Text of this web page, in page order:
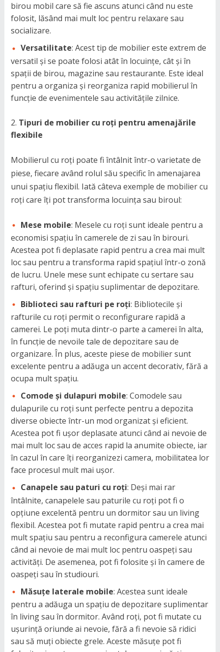
birou mobil care să fie ascuns atunci când nu este
folosit, lăsând mai mult loc pentru relaxare sau
socializare.
Versatilitate: Acest tip de mobilier este extrem de
versatil și se poate folosi atât în locuințe, cât și în
spații de birou, magazine sau restaurante. Este ideal
pentru a organiza și reorganiza rapid mobilierul în
funcție de evenimentele sau activitățile zilnice.
Tipuri de mobilier cu roți pentru amenajările
flexibile
Mobilierul cu roți poate fi întâlnit într-o varietate de
piese, fiecare având rolul său specific în amenajarea
unui spațiu flexibil. Iată câteva exemple de mobilier cu
roți care îți pot transforma locuința sau biroul:
Mese mobile: Mesele cu roți sunt ideale pentru a
economisi spațiu în camerele de zi sau în birouri.
Acestea pot fi deplasate rapid pentru a crea mai mult
loc sau pentru a transforma rapid spațiul într-o zonă
de lucru. Unele mese sunt echipate cu sertare sau
rafturi, oferind și spațiu suplimentar de depozitare.
Biblioteci sau rafturi pe roți: Bibliotecile și
rafturile cu roți permit o reconfigurare rapidă a
camerei. Le poți muta dintr-o parte a camerei în alta,
în funcție de nevoile tale de depozitare sau de
organizare. În plus, aceste piese de mobilier sunt
excelente pentru a adăuga un accent decorativ, fără a
ocupa mult spațiu.
Comode și dulapuri mobile: Comodele sau
dulapurile cu roți sunt perfecte pentru a depozita
diverse obiecte într-un mod organizat și eficient.
Acestea pot fi ușor deplasate atunci când ai nevoie de
mai mult loc sau de acces rapid la anumite obiecte, iar
în cazul în care îți reorganizezi camera, mobilitatea lor
face procesul mult mai ușor.
Canapele sau paturi cu roți: Deși mai rar
întâlnite, canapelele sau paturile cu roți pot fi o
opțiune excelentă pentru un dormitor sau un living
flexibil. Acestea pot fi mutate rapid pentru a crea mai
mult spațiu sau pentru a reconfigura camerele atunci
când ai nevoie de mai mult loc pentru oaspeți sau
activități. De asemenea, pot fi folosite și în camere de
oaspeți sau în studiouri.
Măsuțe laterale mobile: Acestea sunt ideale
pentru a adăuga un spațiu de depozitare suplimentar
în living sau în dormitor. Având roți, pot fi mutate cu
ușurință oriunde ai nevoie, fără a fi nevoie să ridici
sau să muți obiecte grele. Aceste măsuțe pot fi